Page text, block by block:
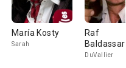
María Kosty
Sarah
Raf
DuVallier